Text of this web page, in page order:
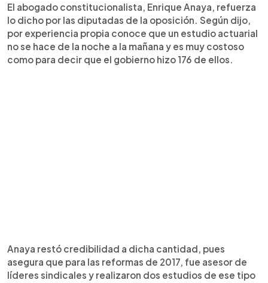
El abogado constitucionalista, Enrique Anaya, refuerza
lo dicho por las diputadas de la oposición. Según dijo,
por experiencia propia conoce que un estudio actuarial
no se hace de la noche a la mañana y es muy costoso
como para decir que el gobierno hizo 176 de ellos.
Anaya restó credibilidad a dicha cantidad, pues
asegura que para las reformas de 2017, fue asesor de
líderes sindicales y realizaron dos estudios de ese tipo